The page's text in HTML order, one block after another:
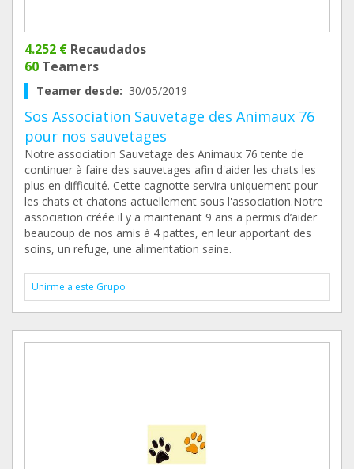
4.252 € Recaudados
60 Teamers
Teamer desde: 30/05/2019
Sos Association Sauvetage des Animaux 76
pour nos sauvetages
Notre association Sauvetage des Animaux 76 tente de
continuer à faire des sauvetages afin d'aider les chats les
plus en difficulté. Cette cagnotte servira uniquement pour
les chats et chatons actuellement sous l'association.Notre
association créée il y a maintenant 9 ans a permis d’aider
beaucoup de nos amis à 4 pattes, en leur apportant des
soins, un refuge, une alimentation saine.
Unirme a este Grupo